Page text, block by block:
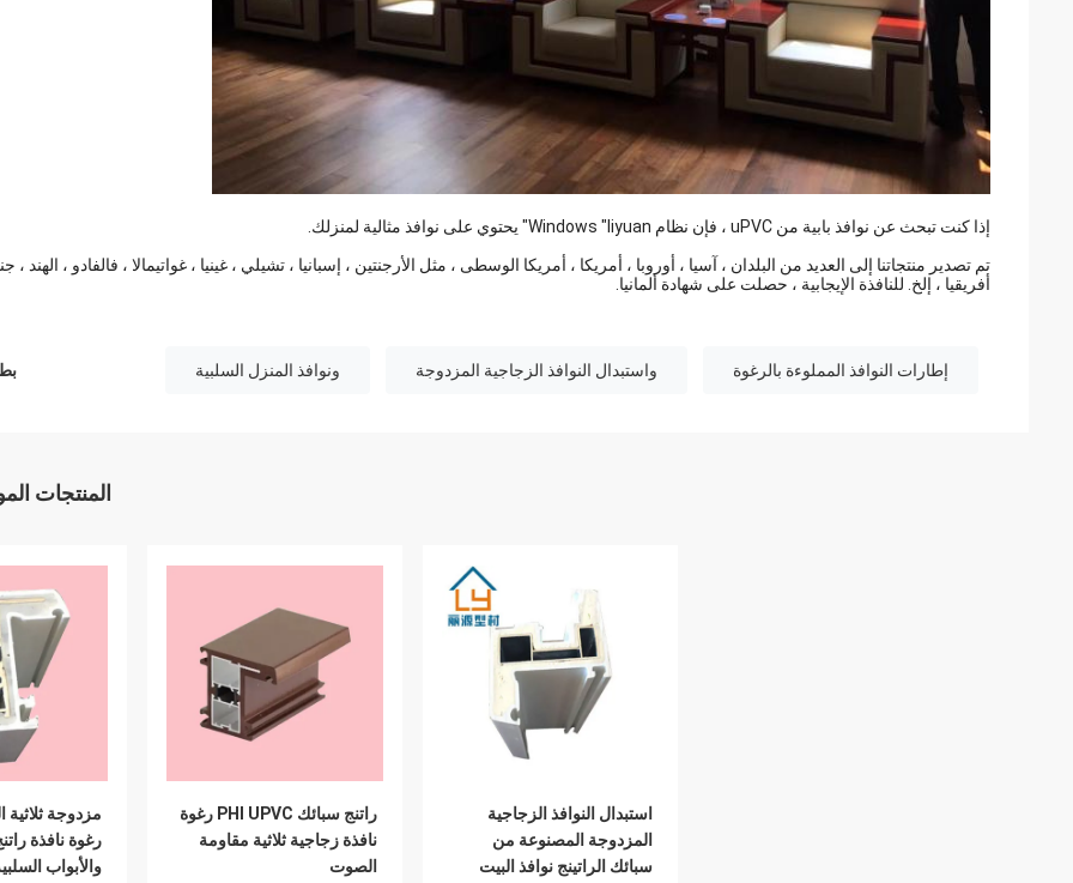
إذا كنت تبحث عن نوافذ بابية من uPVC ، فإن نظام Windows "liyuan" يحتوي على نوافذ مثالية لمنزلك.
تم تصدير منتجاتنا إلى العديد من البلدان ، آسيا ، أوروبا ، أمريكا ، أمريكا الوسطى ، مثل الأرجنتين ، إسبانيا ، تشيلي ، غينيا ، غواتيمالا ، فالفادو ، الهند ،
أفريقيا ، إلخ. للنافذة الإيجابية ، حصلت على شهادة ألمانيا.
إطارات النوافذ المملوءة بالرغوة واستبدال النوافذ الزجاجية المزدوجة ونوافذ المنزل السلبية
المنتجات
رغوة نافذة
والأبواب
راتنج سبائك PHI UPVC رغوة
نافذة زجاجية ثلاثية مقاومة
الصوت
استبدال النوافذ الزجاجية
المزدوجة المصنوعة من
سبائك الراتينج نوافذ البيت